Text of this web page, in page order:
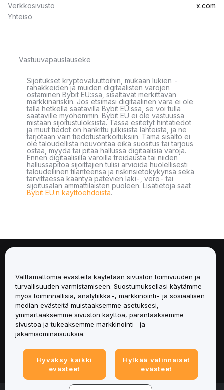
Verkkosivusto
x.com
Yhteisö
Vastuuvapauslauseke
Sijoitukset kryptovaluuttoihin, mukaan lukien -
rahakkeiden ja muiden digitaalisten varojen
ostaminen Bybit EU:ssa, sisältävät merkittävän
markkinariskin. Jos etsimäsi digitaalinen vara ei ole
tällä hetkellä saatavilla Bybit EU:ssa, se voi tulla
saataville myöhemmin. Bybit EU ei ole vastuussa
mistään sijoitustuloksista. Tässä esitetyt hintatiedot
ja muut tiedot on hankittu julkisista lähteistä, ja ne
tarjotaan vain tiedotustarkoituksiin. Tämä sisältö ei
ole taloudellista neuvontaa eikä suositus tai tarjous
ostaa, myydä tai pitää hallussa digitaalisia varoja.
Ennen digitaalisilla varoilla treidausta tai niiden
hallussapitoa sijoittajien tulisi arvioida huolellisesti
taloudellinen tilanteensa ja riskinsietokykynsä sekä
tarvittaessa kääntyä pätevien laki-, vero- tai
sijoitusalan ammattilaisten puoleen. Lisätietoja saat
Bybit EU:n käyttöehdoista.
Palvelut
Tuki
Tuotteet
Lakiasiat
Välttämättömiä evästeitä käytetään sivuston toimivuuden ja
turvallisuuden varmistamiseen. Suostumuksellasi käytämme
myös toiminnallisia, analytiikka-, markkinointi- ja sosiaalisen
median evästeitä muistaaksemme asetuksesi,
ymmärtääksemme sivuston käyttöä, parantaaksemme
sivustoa ja tukeaksemme markkinointi- ja
jakamisominaisuuksia.
Hyväksy kaikki
evästeet
Hylkää valinnaiset
evästeet